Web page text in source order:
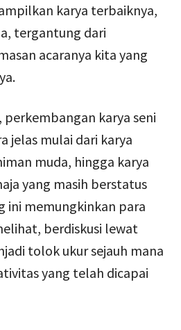
karya terbaiknya,
tergantung dari
acaranya kita yang
karya seni
jelas mulai dari karya
muda, hingga karya
yang masih berstatus
ini memungkinkan para
berdiskusi lewat
tolok ukur sejauh mana
yang telah dicapai